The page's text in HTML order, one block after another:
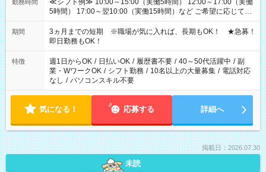
勤務時間
≪シフト例≫ 10:00～15:00（実働5時間） 12:00～17:00（実働
5時間） 17:00～翌10:00（実働15時間）など ご希望に応じて、
働く時間は調整できます！ お気軽に担当へ相談ください！
期間
3ヵ月までの短期 ※職場が気に入れば、長期もOK！ ★急募！
即日勤務もOK！
特徴 週1日からOK / 日払いOK / 履歴書不要 / 40～50代活躍中 / 副
業・WワークOK / シフト勤務 / 10名以上の大量募集 / 電話対応
なし / パソコンスキル不要
気になる！ 応募する 詳細へ
掲載日：2026.07.30
未読